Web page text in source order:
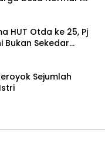
HUT Otda ke 25, Pj
Bukan Sekedar
Sejumlah